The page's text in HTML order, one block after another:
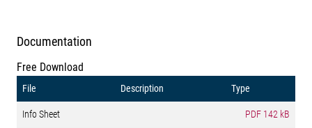
Documentation
Free Download
File Description Type
Info Sheet PDF 142 kB